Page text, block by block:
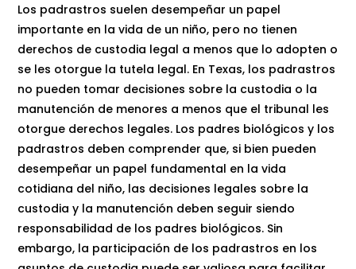
Los padrastros suelen desempeñar un papel
importante en la vida de un niño, pero no tienen
derechos de custodia legal a menos que lo adopten o
se les otorgue la tutela legal. En Texas, los padrastros
no pueden tomar decisiones sobre la custodia o la
manutención de menores a menos que el tribunal les
otorgue derechos legales. Los padres biológicos y los
padrastros deben comprender que, si bien pueden
desempeñar un papel fundamental en la vida
cotidiana del niño, las decisiones legales sobre la
custodia y la manutención deben seguir siendo
responsabilidad de los padres biológicos. Sin
embargo, la participación de los padrastros en los